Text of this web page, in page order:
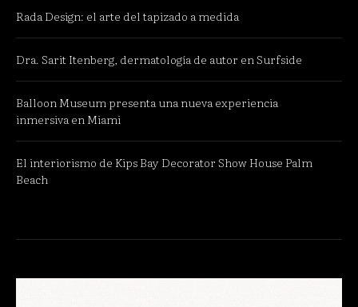
Rada Design: el arte del tapizado a medida
Dra. Sarit Itenberg, dermatología de autor en Surfside
Balloon Museum presenta una nueva experiencia
inmersiva en Miami
El interiorismo de Kips Bay Decorator Show House Palm
Beach